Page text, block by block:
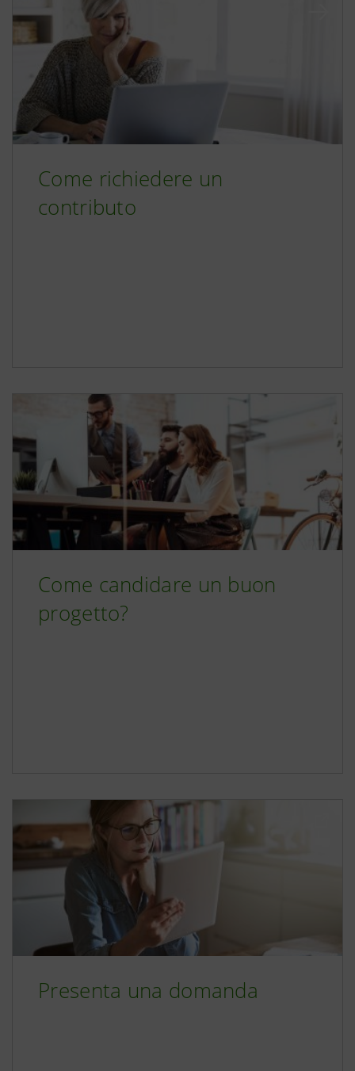
Come richiedere un
contributo
Come candidare un buon
progetto?
Presenta una domanda